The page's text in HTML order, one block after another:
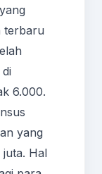
terbaru
6.000.
yang
juta. Hal